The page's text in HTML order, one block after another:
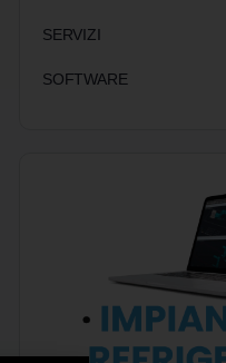
SERVIZI
SOFTWARE